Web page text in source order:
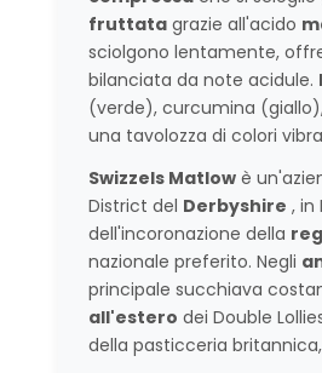
fruttatagrazie all'acido
sciolgono lentamente,
bilanciata da note acidule.
(verde), curcumina
una tavolozza di colori
Swizzels Matlowè
District del Derbyshire , in
dell'incoronazione della
nazionale preferito. Negli
principale succhiava
all'estero dei Double
della pasticceria